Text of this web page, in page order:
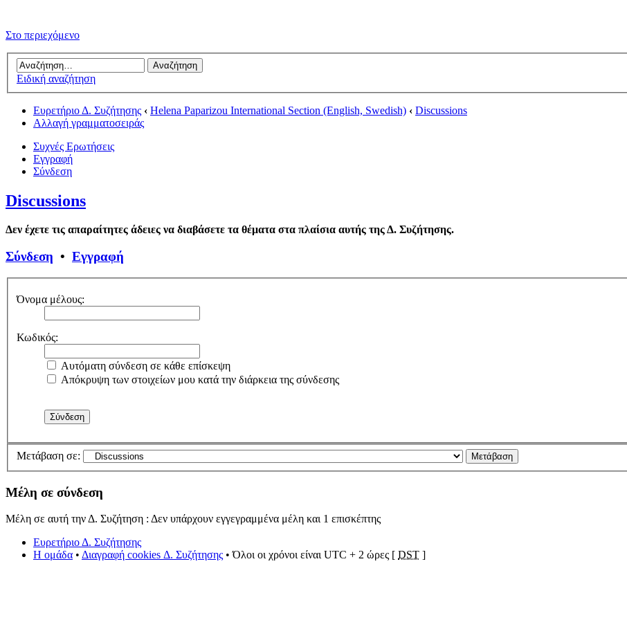
Στο περιεχόμενο
Ειδική αναζήτηση
Ευρετήριο Δ. Συζήτησης ‹ Helena Paparizou International Section (English, Swedish) ‹ Discussions
Αλλαγή γραμματοσειράς
Συχνές Ερωτήσεις
Εγγραφή
Σύνδεση
Discussions
Δεν έχετε τις απαραίτητες άδειες να διαβάσετε τα θέματα στα πλαίσια αυτής της Δ. Συζήτησης.
Σύνδεση • Εγγραφή
Όνομα μέλους:
Κωδικός:
Αυτόματη σύνδεση σε κάθε επίσκεψη
Απόκρυψη των στοιχείων μου κατά την διάρκεια της σύνδεσης
Μετάβαση σε:
Μέλη σε σύνδεση
Μέλη σε αυτή την Δ. Συζήτηση : Δεν υπάρχουν εγγεγραμμένα μέλη και 1 επισκέπτης
Ευρετήριο Δ. Συζήτησης
Η ομάδα • Διαγραφή cookies Δ. Συζήτησης • Όλοι οι χρόνοι είναι UTC + 2 ώρες [ DST ]